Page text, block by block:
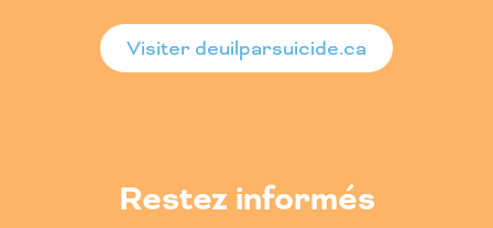
Visiter deuilparsuicide.ca
Restez informés